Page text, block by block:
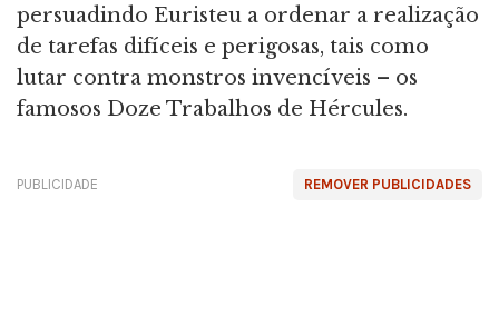
persuadindo Euristeu a ordenar a realização
de tarefas difíceis e perigosas, tais como
lutar contra monstros invencíveis – os
famosos Doze Trabalhos de Hércules.
REMOVER PUBLICIDADES
PUBLICIDADE